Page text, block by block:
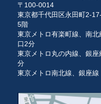
〒100-0014
東京都千代田区永田町2-
5階
東京メトロ有楽町線、南
口2分
東京メトロ丸の内線、銀
分
東京メトロ南北線、銀座